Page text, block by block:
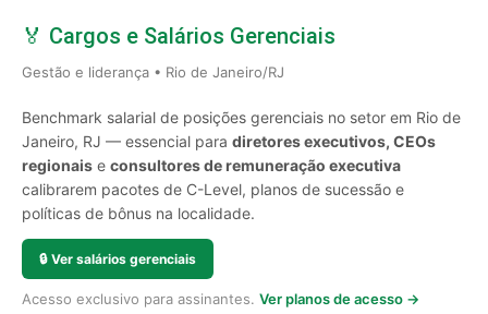
🏅 Cargos e Salários Gerenciais
Gestão e liderança • Rio de Janeiro/RJ
Benchmark salarial de posições gerenciais no setor em Rio de
Janeiro, RJ — essencial para diretores executivos, CEOs
regionais e consultores de remuneração executiva
calibrarem pacotes de C-Level, planos de sucessão e
políticas de bônus na localidade.
🔒 Ver salários gerenciais
Acesso exclusivo para assinantes. Ver planos de acesso →